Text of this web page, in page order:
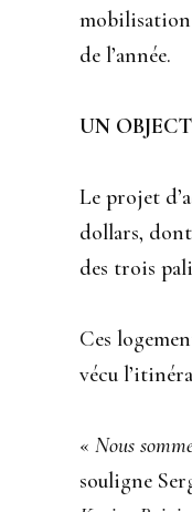
mobilisation
de l’année.
UN
Le projet
dollars,
des trois
Ces
vécu
« Nous
souligne